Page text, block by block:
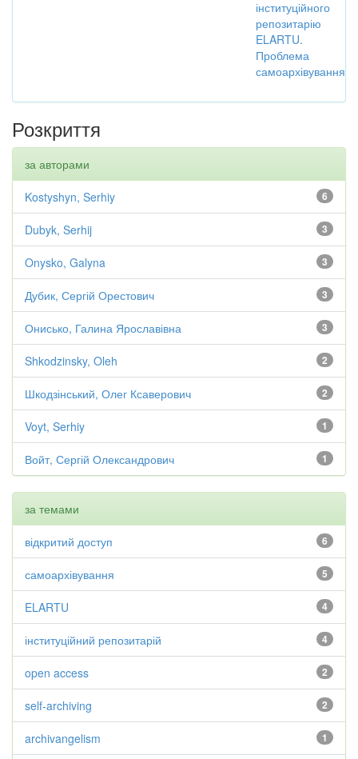
інституційного
репозитарію
ELARTU.
Проблема
самоархівування
Розкриття
за авторами
6
Kostyshyn, Serhiy
3
Dubyk, Serhij
3
Onysko, Galyna
3
Дубик, Сергій Орестович
3
Онисько, Галина Ярославівна
2
Shkodzinsky, Oleh
2
Шкодзінський, Олег Ксаверович
1
Voyt, Serhiy
1
Войт, Сергій Олександрович
за темами
6
відкритий доступ
5
самоархівування
4
ELARTU
4
інституційний репозитарій
2
open access
2
self-archiving
1
archivangelism